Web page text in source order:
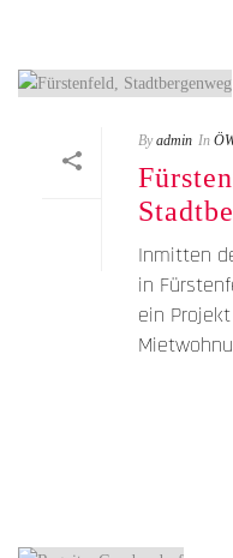
By admin In
Inmitten
in
ein